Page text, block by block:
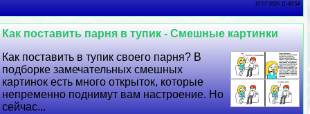
10 07 2026 11:48:54
Как поставить парня в тупик - Смешные картинки
Как поставить в тупик своего парня? В
подборке замечательных смешных
картинок есть много открыток, которые
непременно поднимут вам настроение. Но
сейчас...